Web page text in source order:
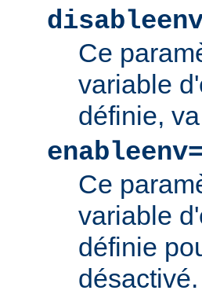
Ce
variable
définie,
enableenv=
Ce
variable
définie
désactivé.